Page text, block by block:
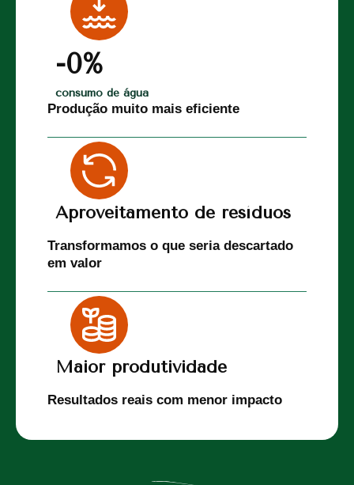
consumo de água
-0%
Produção muito mais eficiente
Aproveitamento de resíduos
Transformamos o que seria descartado
em valor
Maior produtividade
Resultados reais com menor impacto